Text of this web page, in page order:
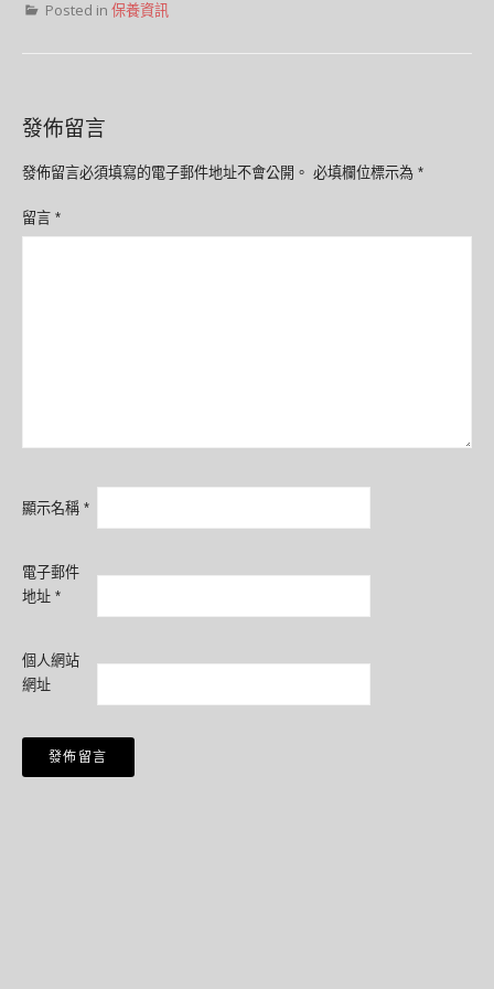
Posted in 保養資訊
發佈留言
發佈留言必須填寫的電子郵件地址不會公開。 必填欄位標示為 *
留言 *
顯示名稱 *
電子郵件
地址 *
個人網站
網址